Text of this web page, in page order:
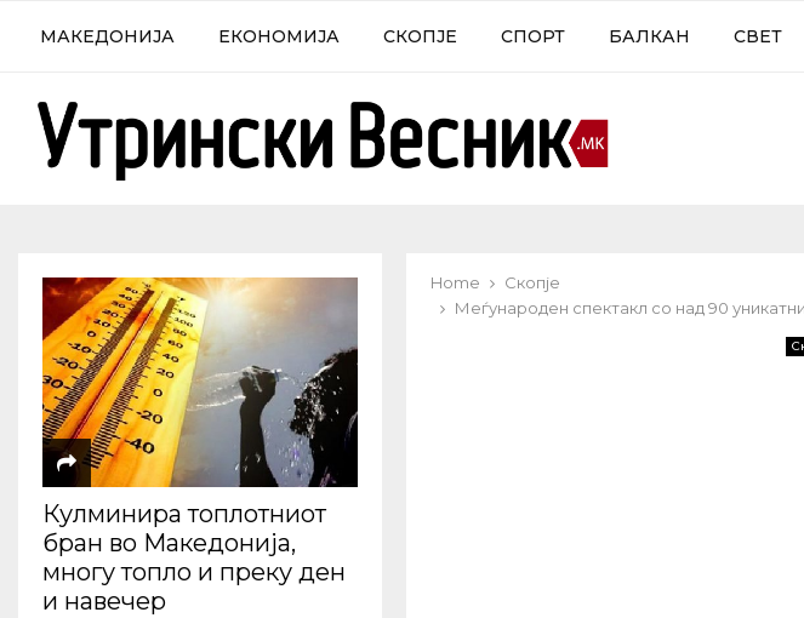
МАКЕДОНИЈА ЕКОНОМИЈА СКОПЈЕ СПОРТ БАЛКАН СВЕТ
Home
Скопје
Меѓународен спектакл со над 90
Кулминира топлотниот
бран во Македонија,
многу топло и преку ден
и навечер